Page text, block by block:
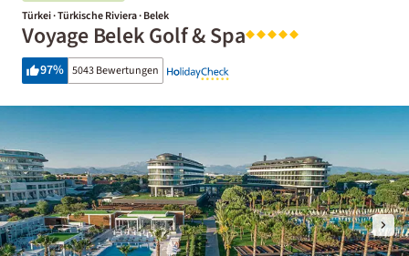
Türkei · Türkische Riviera · Belek
Voyage Belek Golf & Spa
97% 5043 Bewertungen